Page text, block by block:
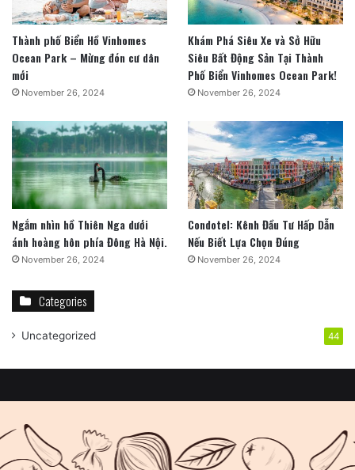
Thành phố Biển Hồ Vinhomes
Ocean Park – Mừng đón cư dân
mới
November 26, 2024
Khám Phá Siêu Xe và Sở Hữu
Siêu Bất Động Sản Tại Thành
Phố Biển Vinhomes Ocean Park!
November 26, 2024
Ngắm nhìn hồ Thiên Nga dưới
ánh hoàng hôn phía Đông Hà Nội.
November 26, 2024
Condotel: Kênh Đầu Tư Hấp Dẫn
Nếu Biết Lựa Chọn Đúng
November 26, 2024
Categories
Uncategorized 44